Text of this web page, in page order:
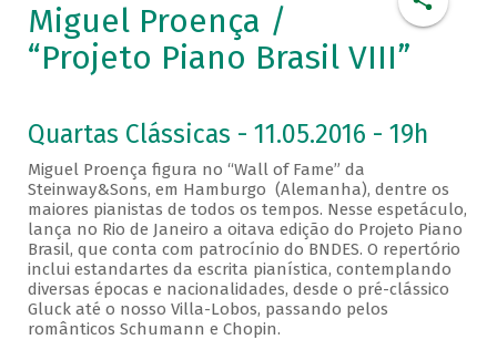
Miguel Proença /
“Projeto Piano Brasil VIII”
Quartas Clássicas - 11.05.2016 - 19h
Miguel Proença figura no “Wall of Fame” da
Steinway&Sons, em Hamburgo (Alemanha), dentre os
maiores pianistas de todos os tempos. Nesse espetáculo,
lança no Rio de Janeiro a oitava edição do Projeto Piano
Brasil, que conta com patrocínio do BNDES. O repertório
inclui estandartes da escrita pianística, contemplando
diversas épocas e nacionalidades, desde o pré-clássico
Gluck até o nosso Villa-Lobos, passando pelos
românticos Schumann e Chopin.